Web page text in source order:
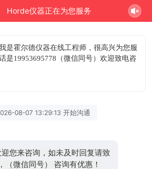
Horde仪器正在为您服务
我是霍尔德仪器在线工程师，很高兴为您服
是19953695778（微信同号）欢迎致电咨
08-07 13:29:13 开始沟通
您来咨询，如未及时回复请致
（微信同号） 咨询有优惠！